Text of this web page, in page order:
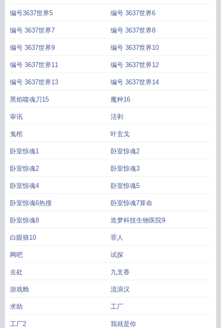
编号3637世界5 编号 3637世界6
编号 3637世界7 编号 3637世界8
编号 3637世界9 编号 3637世界10
编号 3637世界11 编号 3637世界12
编号 3637世界13 编号 3637世界14
黑焰噬魂刀15 魔种16
审讯 活剥
鬼棺 叶玄戈
卧室惊魂1 卧室惊魂2
卧室惊魂2 卧室惊魂3
卧室惊魂4 卧室惊魂5
卧室惊魂6热搜 卧室惊魂7算命
卧室惊魂8 造梦科技生物医院9
白眼狼10 罪人
网吧 试探
去处 九支香
游戏舱 流浪汉
求助 工厂
工厂2 我就是你